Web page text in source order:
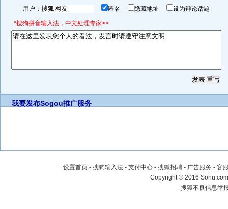
用户： 匿名 隐藏地址 设为辩论话题
*搜狗拼音输入法，中文处理专家>>
我要发布Sogou推广服务
设置首页 - 搜狗输入法 - 支付中心 - 搜狐招聘 - 广告服务 - 客
Copyright©2016
搜狐不良信息举